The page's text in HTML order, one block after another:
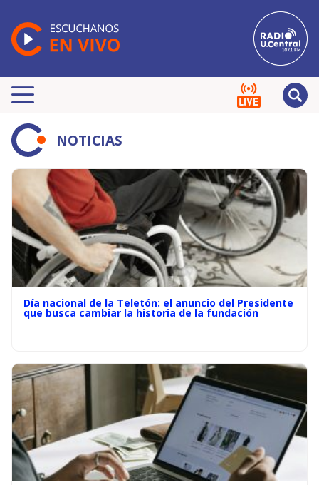
NOTICIAS
Día nacional de la Teletón: el anuncio del Presidente
que busca cambiar la historia de la fundación